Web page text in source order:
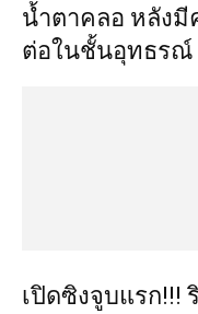
น้ำตาคลอ หลังมี
ต่อในชั้นอุทธรณ์
เปิดซิงจูบแรก!!!